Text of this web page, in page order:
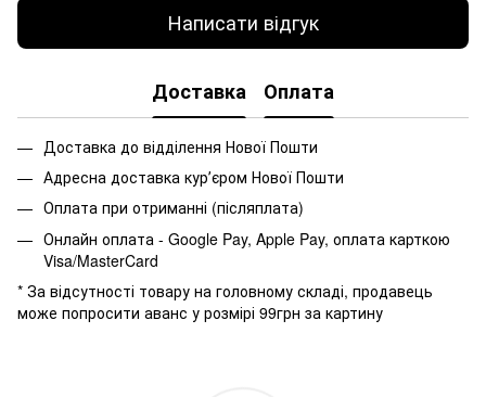
Написати відгук
Доставка Оплата
Доставка до відділення Нової Пошти
Адресна доставка курʼєром Нової Пошти
Оплата при отриманні (післяплата)
Онлайн оплата - Google Pay, Apple Pay, оплата карткою
Visa/MasterCard
* За відсутності товару на головному складі, продавець
може попросити аванс у розмірі 99грн за картину